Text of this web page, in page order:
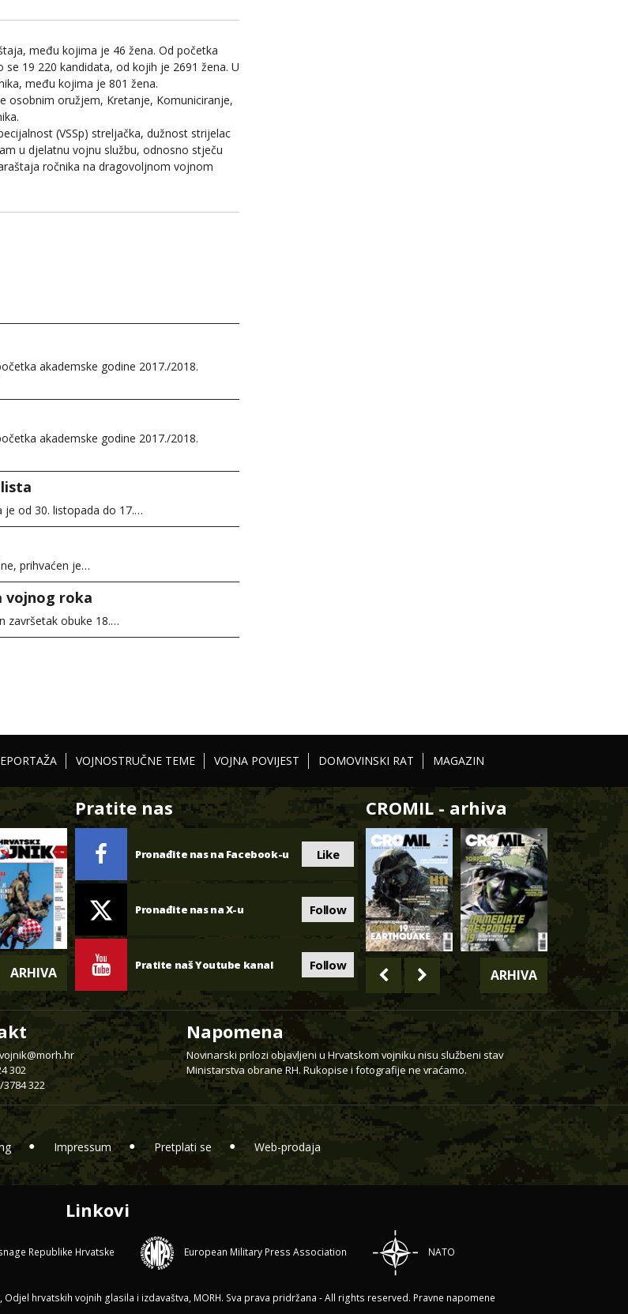
među kojima je 46 žena. Od početka
19 220 kandidata, od kojih je 2691 žena. U
među kojima je 801 žena.
osobnim oružjem, Kretanje, Komuniciranje,
(VSSp) streljačka, dužnost strijelac
u djelatnu vojnu službu, odnosno stječu
ročnika na dragovoljnom vojnom
akademske godine 2017./2018.
akademske godine 2017./2018.
je od 30. listopada do 17.…
prihvaćen je…
vojnog roka
završetak obuke 18.…
VOJNOSTRUČNE TEME VOJNA POVIJEST DOMOVINSKI RAT MAGAZIN
ARHIVA
Pratite nas
Pronađite nas na Facebook-u Like
Pronađite nas na X-u Follow
Pratite naš Youtube kanal Follow
CROMIL - arhiva
ARHIVA
302
322
Napomena
Novinarski prilozi objavljeni u Hrvatskom vojniku nisu službeni stav
Ministarstva obrane RH. Rukopise i fotografije ne vraćamo.
Impressum Pretplati se Web-prodaja
Linkovi
Republike Hrvatske European Military Press Association NATO
hrvatskih vojnih glasila i izdavaštva, MORH. Sva prava pridržana - All rights reserved. Pravne napomene